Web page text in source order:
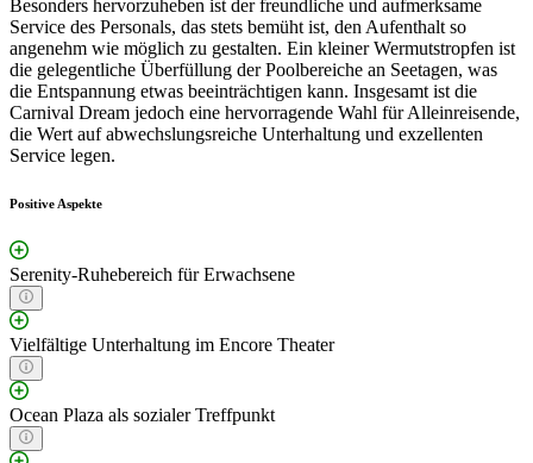
Besonders hervorzuheben ist der freundliche und aufmerksame
Service des Personals, das stets bemüht ist, den Aufenthalt so
angenehm wie möglich zu gestalten. Ein kleiner Wermutstropfen ist
die gelegentliche Überfüllung der Poolbereiche an Seetagen, was
die Entspannung etwas beeinträchtigen kann. Insgesamt ist die
Carnival Dream jedoch eine hervorragende Wahl für Alleinreisende,
die Wert auf abwechslungsreiche Unterhaltung und exzellenten
Service legen.
Positive Aspekte
Serenity-Ruhebereich für Erwachsene
Vielfältige Unterhaltung im Encore Theater
Ocean Plaza als sozialer Treffpunkt